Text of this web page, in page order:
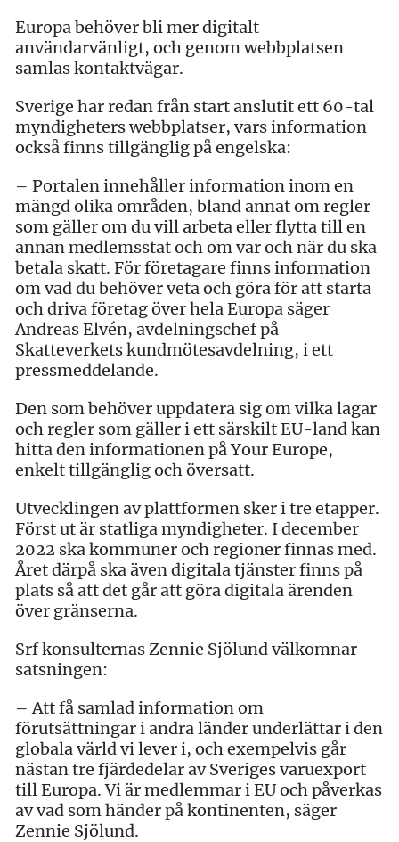
Europa behöver bli mer digitalt
användarvänligt, och genom webbplatsen
samlas kontaktvägar.
Sverige har redan från start anslutit ett 60-tal
myndigheters webbplatser, vars information
också finns tillgänglig på engelska:
– Portalen innehåller information inom en
mängd olika områden, bland annat om regler
som gäller om du vill arbeta eller flytta till en
annan medlemsstat och om var och när du ska
betala skatt. För företagare finns information
om vad du behöver veta och göra för att starta
och driva företag över hela Europa säger
Andreas Elvén, avdelningschef på
Skatteverkets kundmötesavdelning, i ett
pressmeddelande.
Den som behöver uppdatera sig om vilka lagar
och regler som gäller i ett särskilt EU-land kan
hitta den informationen på Your Europe,
enkelt tillgänglig och översatt.
Utvecklingen av plattformen sker i tre etapper.
Först ut är statliga myndigheter. I december
2022 ska kommuner och regioner finnas med.
Året därpå ska även digitala tjänster finns på
plats så att det går att göra digitala ärenden
över gränserna.
Srf konsulternas Zennie Sjölund välkomnar
satsningen:
– Att få samlad information om
förutsättningar i andra länder underlättar i den
globala värld vi lever i, och exempelvis går
nästan tre fjärdedelar av Sveriges varuexport
till Europa. Vi är medlemmar i EU och påverkas
av vad som händer på kontinenten, säger
Zennie Sjölund.